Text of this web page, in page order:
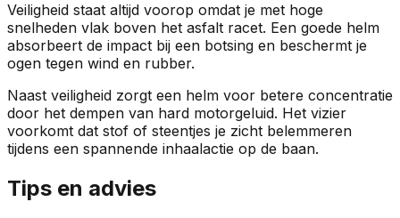
Veiligheid staat altijd voorop omdat je met hoge
snelheden vlak boven het asfalt racet. Een goede helm
absorbeert de impact bij een botsing en beschermt je
ogen tegen wind en rubber.
Naast veiligheid zorgt een helm voor betere concentratie
door het dempen van hard motorgeluid. Het vizier
voorkomt dat stof of steentjes je zicht belemmeren
tijdens een spannende inhaalactie op de baan.
Tips en advies